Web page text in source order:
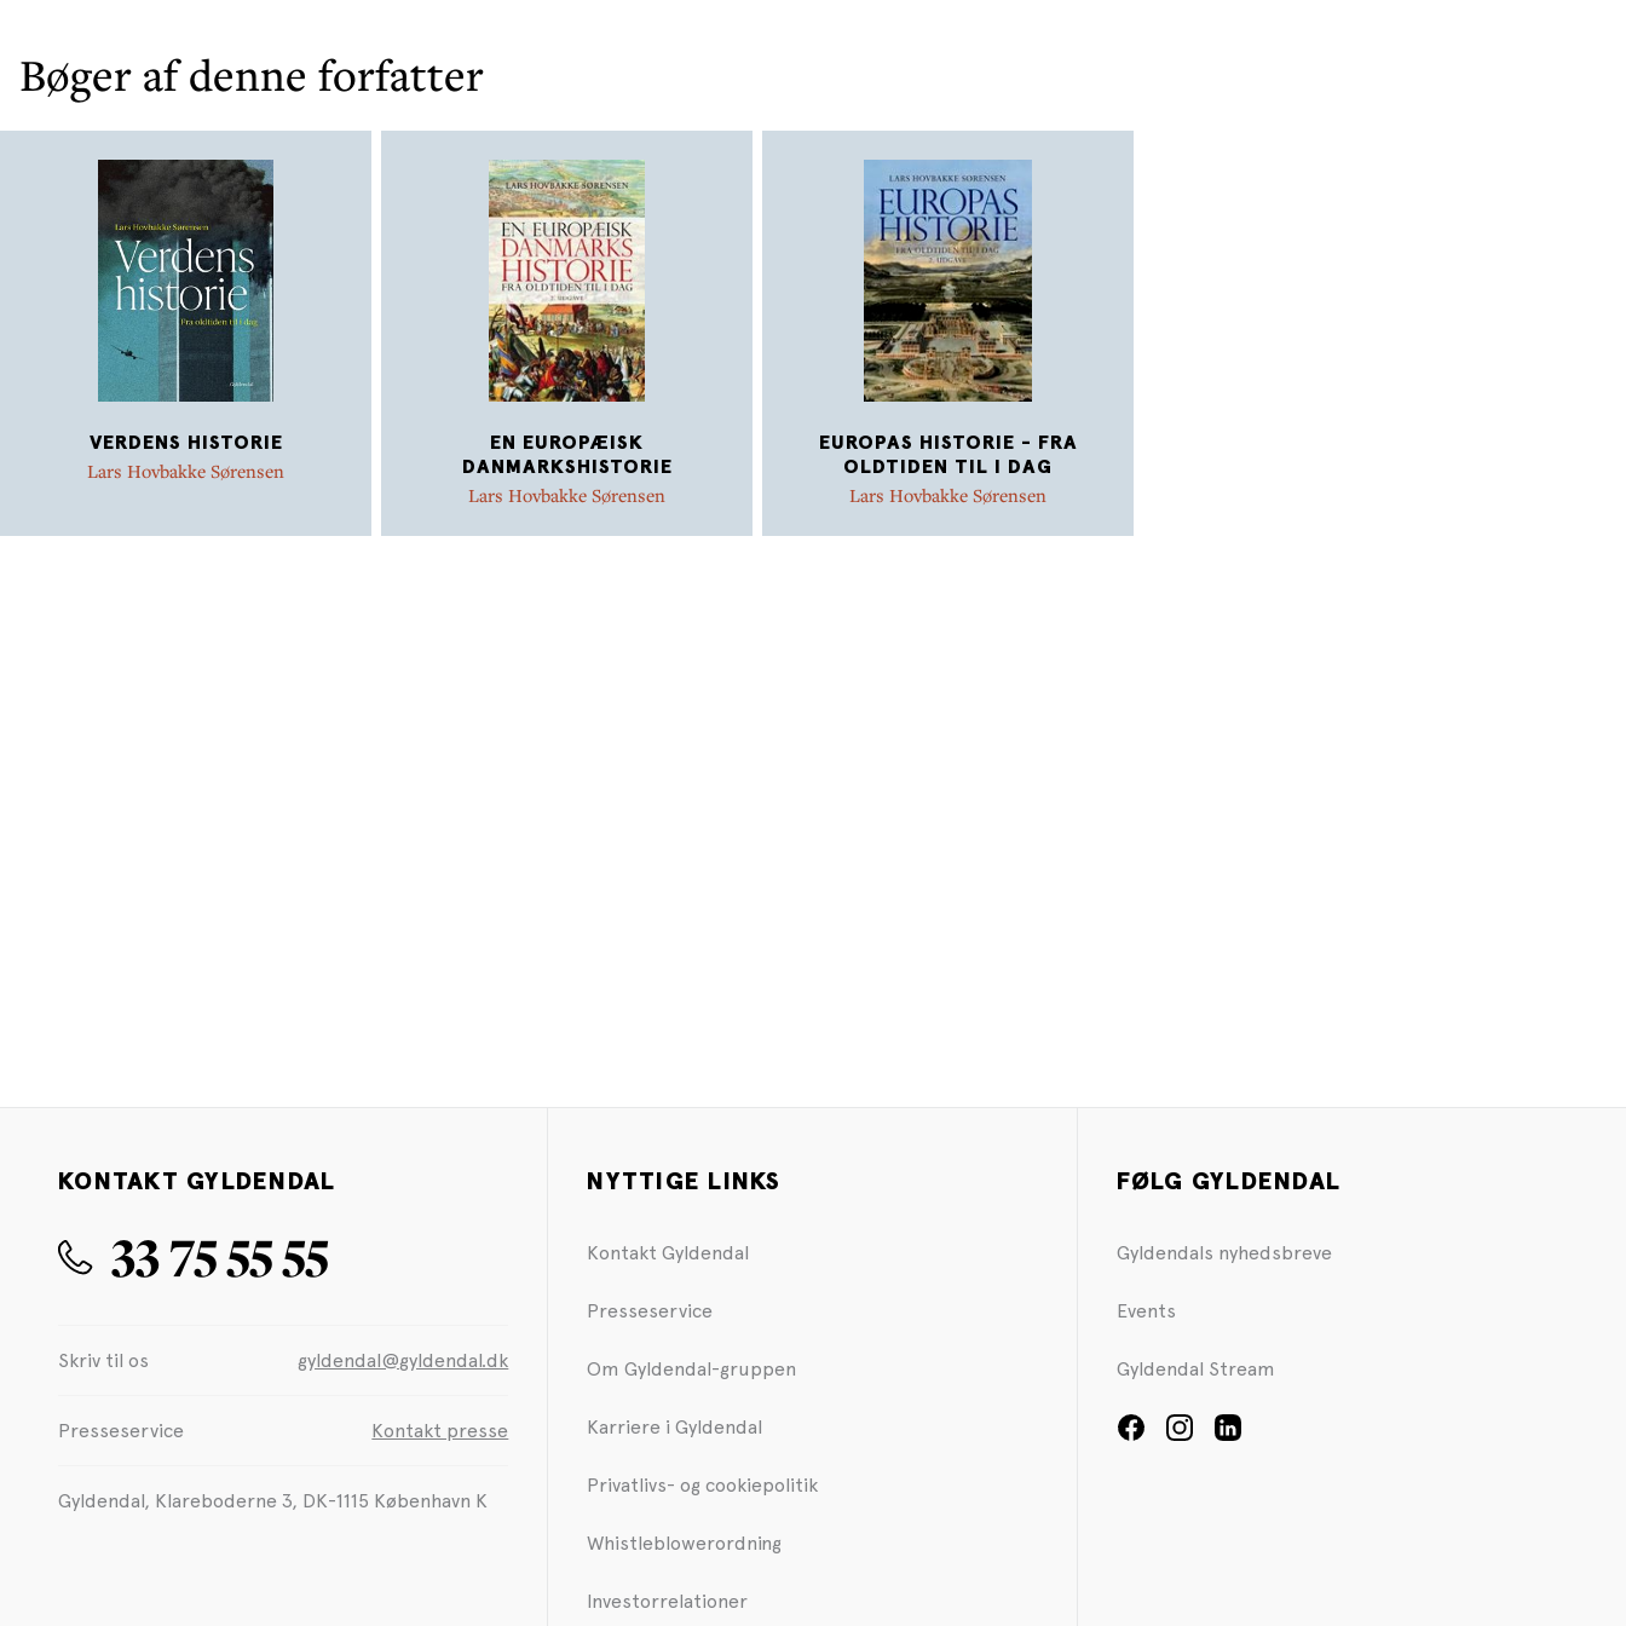
alle landes og samfunds historie til alle tider. Men formålet er
også netop at skildre de lange linjer i verdens historie ud fra et
bestemt perspektiv og at forklare de væsentligste forskelle på
og ligheder imellem udviklingen i de forskellige verdensdele.
Derfor vil man igennem bogen vende tilbage til de samme
områder og kulturer for at følge dem kronologisk op igennem
historien og dens brydningstider og forandringer. Men der vil
også være en variation i bogens fortællemønster, så
fortællingen på nogle stræk må begrænse sig og kan forekomme
mere fragmentarisk, men på andre stræk folder et historisk
Bøger af denne forfatter
VERDENS HISTORIE
Lars Hovbakke Sørensen
EN EUROPÆISK
DANMARKSHISTORIE
Lars Hovbakke Sørensen
EUROPAS HISTORIE - FRA
OLDTIDEN TIL I DAG
Lars Hovbakke Sørensen
KONTAKT GYLDENDAL
33 75 55 55
Skriv til os gyldendal@gyldendal.dk
Presseservice Kontakt presse
Gyldendal, Klareboderne 3, DK-1115 København K
NYTTIGE LINKS
Kontakt Gyldendal
Presseservice
Om Gyldendal-gruppen
Karriere i Gyldendal
Privatlivs- og cookiepolitik
Whistleblowerordning
Investorrelationer
FØLG GYLDENDAL
Gyldendals nyhedsbreve
Events
Gyldendal Stream